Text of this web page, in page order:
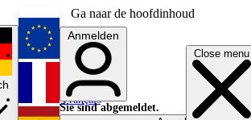
Ga naar de hoofdinhoud
Close menu
English
Français
Anmelden
Sie sind abgemeldet.